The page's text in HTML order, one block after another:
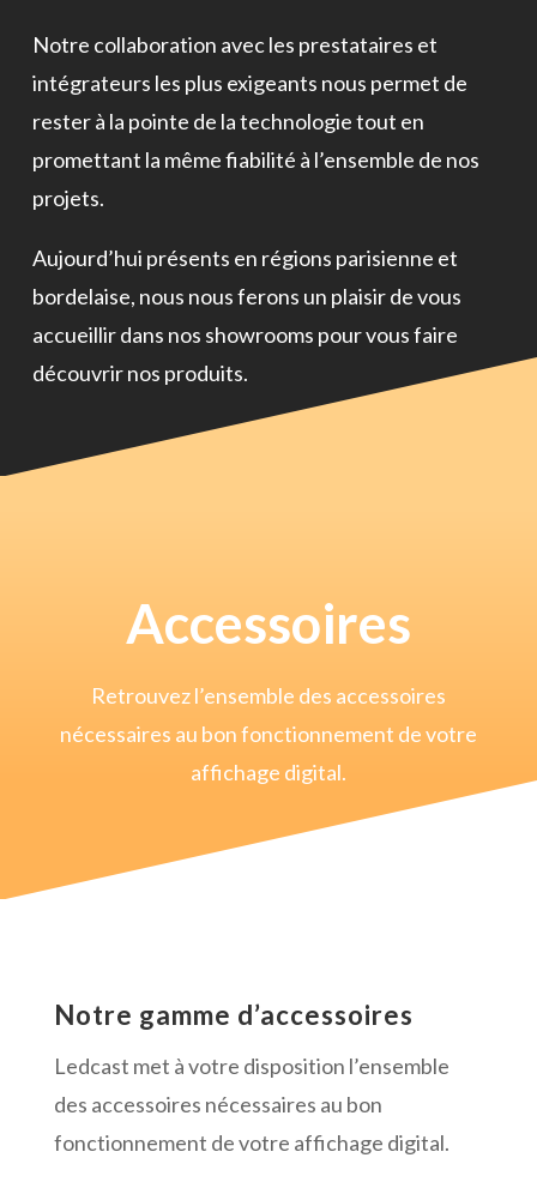
Notre collaboration avec les prestataires et
intégrateurs les plus exigeants nous permet de
rester à la pointe de la technologie tout en
promettant la même fiabilité à l’ensemble de nos
projets.
Aujourd’hui présents en régions parisienne et
bordelaise, nous nous ferons un plaisir de vous
accueillir dans nos showrooms pour vous faire
découvrir nos produits.
Accessoires
Retrouvez l’ensemble des accessoires
nécessaires au bon fonctionnement de votre
affichage digital.
Notre gamme d’accessoires
Ledcast met à votre disposition l’ensemble
des accessoires nécessaires au bon
fonctionnement de votre affichage digital.